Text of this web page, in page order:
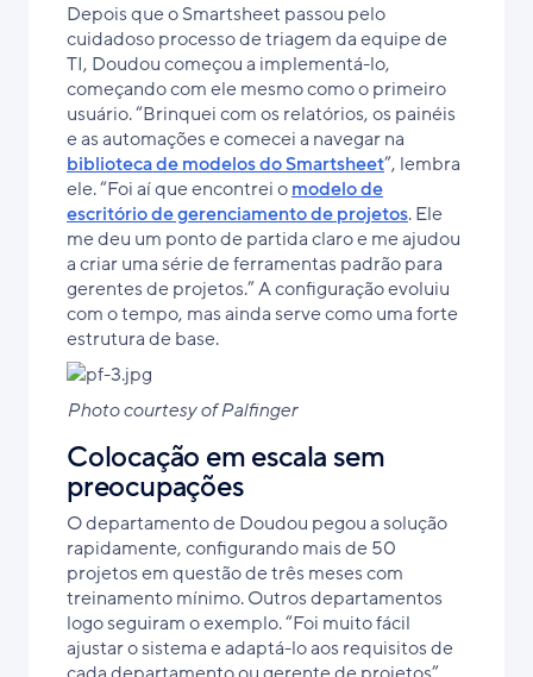
Depois que o Smartsheet passou pelo
cuidadoso processo de triagem da equipe de
TI, Doudou começou a implementá-lo,
começando com ele mesmo como o primeiro
usuário. “Brinquei com os relatórios, os painéis
e as automações e comecei a navegar na
biblioteca de modelos do Smartsheet”, lembra
ele. “Foi aí que encontrei omodelo de
escritório de gerenciamento de projetos. Ele
me deu um ponto de partida claro e me ajudou
a criar uma série de ferramentas padrão para
gerentes de projetos.” A configuração evoluiu
com o tempo, mas ainda serve como uma forte
estrutura de base.
Photo courtesy of Palfinger
Colocação em escala sem
preocupações
O departamento de Doudou pegou a solução
rapidamente, configurando mais de 50
projetos em questão de três meses com
treinamento mínimo. Outros departamentos
logo seguiram o exemplo. “Foi muito fácil
ajustar o sistema e adaptá-lo aos requisitos de